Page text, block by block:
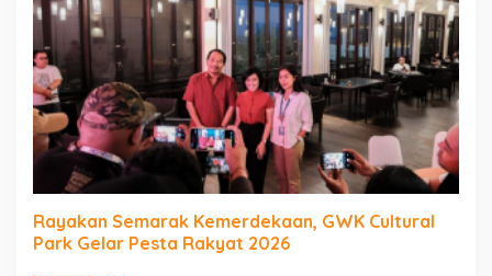
Rayakan Semarak Kemerdekaan, GWK Cultural
Park Gelar Pesta Rakyat 2026